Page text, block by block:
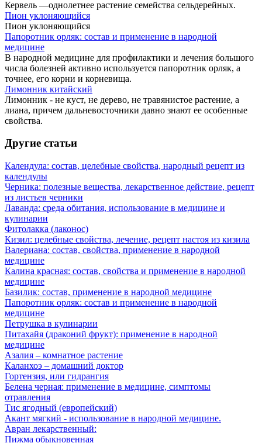
Кервель —однолетнее растение семейства сельдерейных.
Пион уклоняющийся
Пион уклоняющийся
Папоротник орляк: состав и применение в народной
медицине
В народной медицине для профилактики и лечения большого
числа болезней активно используется папоротник орляк, а
точнее, его корни и корневища.
Лимонник китайский
Лимонник - не куст, не дерево, не травянистое растение, а
лиана, причем дальневосточники давно знают ее особенные
свойства.
Другие статьи
Календула: состав, целебные свойства, народный рецепт из
календулы
Черника: полезные вещества, лекарственное действие, рецепт
из листьев черники
Лаванда: среда обитания, использование в медицине и
кулинарии
Фитолакка (лаконос)
Кизил: целебные свойства, лечение, рецепт настоя из кизила
Валериана: состав, свойства, применение в народной
медицине
Калина красная: состав, свойства и применение в народной
медицине
Базилик: состав, применение в народной медицине
Папоротник орляк: состав и применение в народной
медицине
Петрушка в кулинарии
Питахайя (драконий фрукт): применение в народной
медицине
Азалия – комнатное растение
Каланхоэ – домашний доктор
Гортензия, или гидрангия
Белена черная: применение в медицине, симптомы
отравления
Тис ягодный (европейский)
Акант мягкий - использование в народной медицине.
Авран лекарственный:
Пижма обыкновенная